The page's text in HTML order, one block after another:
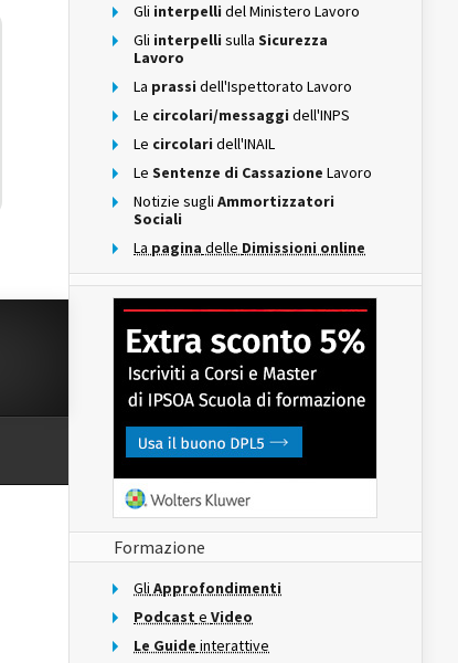
Gli interpelli del Ministero Lavoro
Gli interpelli sulla Sicurezza
Lavoro
La prassi dell'Ispettorato Lavoro
Le circolari/messaggi dell'INPS
Le circolari dell'INAIL
Le Sentenze di Cassazione Lavoro
Notizie sugli Ammortizzatori
Sociali
La pagina delle Dimissioni online
Formazione
Gli Approfondimenti
Podcast e Video
Le Guide interattive